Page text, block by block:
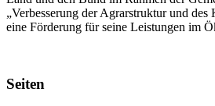
„Verbes­serung der Agrar­struktur und
eine Förderung für seine Leis­tungen im
Seiten